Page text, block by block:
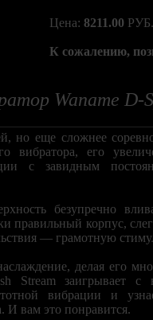
Цена: 8211.00 РУБ.
К сожалению,
Waname D-
но еще сложнее
вибратора, его
с завидным
безупречно
правильный корпус,
— грамотную
делая его
Stream
вибрации и
И вам это понравится.